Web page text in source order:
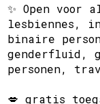
✨ Open voor
lesbiennes,
binaire
genderfluid,
personen,
💋 gratis